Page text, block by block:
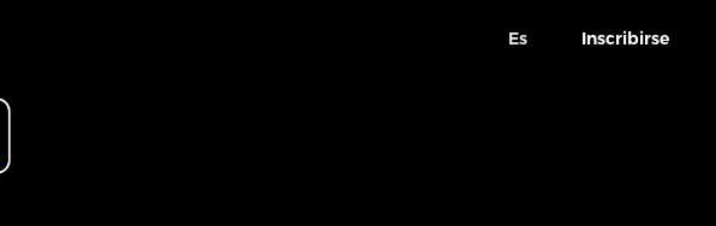
Es Inscribirse